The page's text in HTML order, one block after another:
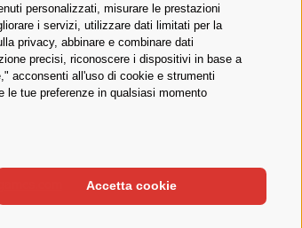
personalizzati, misurare le prestazioni
i servizi, utilizzare dati limitati per la
privacy, abbinare e combinare dati
precisi, riconoscere i dispositivi in base a
acconsenti all'uso di cookie e strumenti
tue preferenze in qualsiasi momento
Accetta cookie